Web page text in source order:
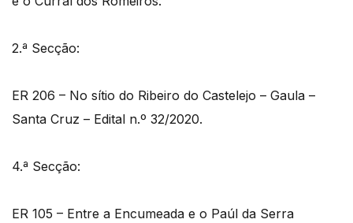
2.ª Secção:
ER 206 – No sítio do Ribeiro do Castelejo – Gaula –
Santa Cruz – Edital n.º 32/2020.
4.ª Secção:
ER 105 – Entre a Encumeada e o Paúl da Serra